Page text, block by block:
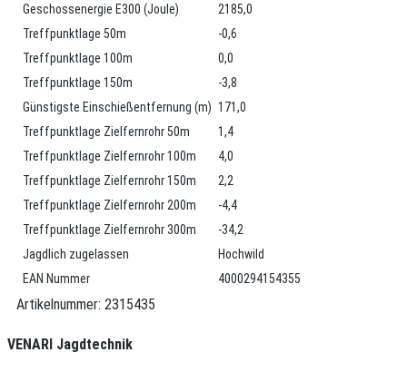
Geschossenergie E300 (Joule)
2185,0
Treffpunktlage 50m
-0,6
Treffpunktlage 100m
0,0
Treffpunktlage 150m
-3,8
Günstigste Einschießentfernung (m) 171,0
Treffpunktlage Zielfernrohr 50m
1,4
Treffpunktlage Zielfernrohr 100m
4,0
Treffpunktlage Zielfernrohr 150m
2,2
Treffpunktlage Zielfernrohr 200m
-4,4
Treffpunktlage Zielfernrohr 300m
-34,2
Jagdlich zugelassen
Hochwild
EAN Nummer
4000294154355
Artikelnummer: 2315435
VENARI Jagdtechnik